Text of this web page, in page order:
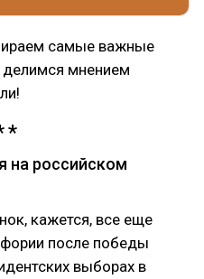
самые важные
делимся мнением
на российском
кажется, все еще
после победы
выборах в